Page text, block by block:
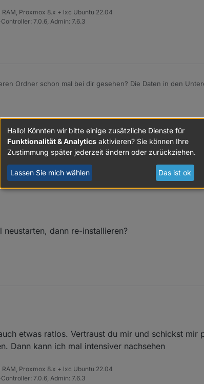
RAM, Proxmox 8.x + lxc Ubuntu 22.04
7.0.6, Admin: 7.6.3
Ordner schon mal bei dir gesehen? Die Daten in den
Möglicherweise ist bei der Installation was nicht
im Objektebaum vorhanden gewesen
Watt Anzeige aktualisiert sich (identisch
dann re-installieren?
noch nie im Objektebaum vorhanden gewesen
Sprich Watt Anzeige aktualisiert sich (identisch zur
mal neustarten, dann re-installieren?
etwas ratlos. Vertraust du mir und schickst mir
Dann kann ich mal intensiver nachsehen
RAM, Proxmox 8.x + lxc Ubuntu 22.04
7.0.6, Admin: 7.6.3
Hallo! Könnten wir bitte einige zusätzliche Dienste für
Funktionalität & Analytics aktivieren? Sie können Ihre
Zustimmung später jederzeit ändern oder zurückziehen.
Lassen Sie mich wählen Das ist ok